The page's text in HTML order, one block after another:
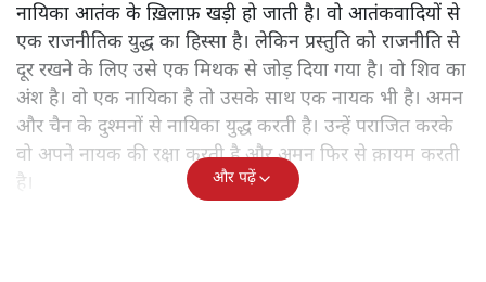
नायिका आतंक के ख़िलाफ़ खड़ी हो जाती है। वो आतंकवादियों से
एक राजनीतिक युद्ध का हिस्सा है। लेकिन प्रस्तुति को राजनीति से
दूर रखने के लिए उसे एक मिथक से जोड़ दिया गया है। वो शिव का
अंश है। वो एक नायिका है तो उसके साथ एक नायक भी है। अमन
और चैन के दुश्मनों से नायिका युद्ध करती है। उन्हें पराजित करके
वो अपने नायक की रक्षा करती है और अमन फिर से क़ायम करती
है।
और पढ़ें